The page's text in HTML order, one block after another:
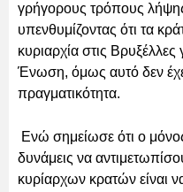
γρήγορους τρόπους
υπενθυμίζοντας ότι τα
κυριαρχία στις
Ένωση, όμως αυτό δεν
πραγματικότητα.
Ενώ σημείωσε ότι ο
δυνάμεις να
κυρίαρχων κρατών είναι